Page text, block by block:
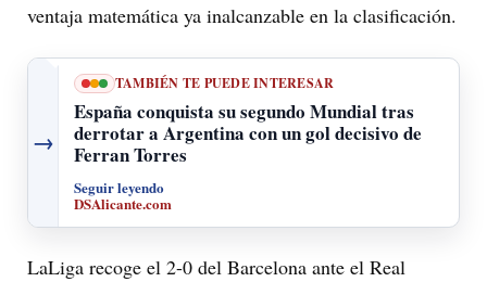
ventaja matemática ya inalcanzable en la clasificación.
→
TAMBIÉN TE PUEDE INTERESAR
España conquista su segundo Mundial tras
derrotar a Argentina con un gol decisivo de
Ferran Torres
Seguir leyendo
DSAlicante.com
LaLiga recoge el 2-0 del Barcelona ante el Real